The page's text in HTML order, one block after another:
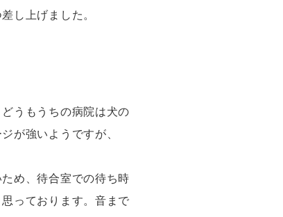
し上げました。
うもうちの病院は犬の
が強いようですが、
め、待合室での待ち時
っております。音まで